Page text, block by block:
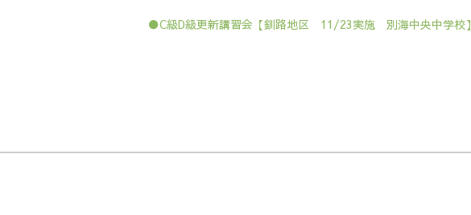
●C級D級更新講習会【釧路地区 11/23実施 別海中央中学校】